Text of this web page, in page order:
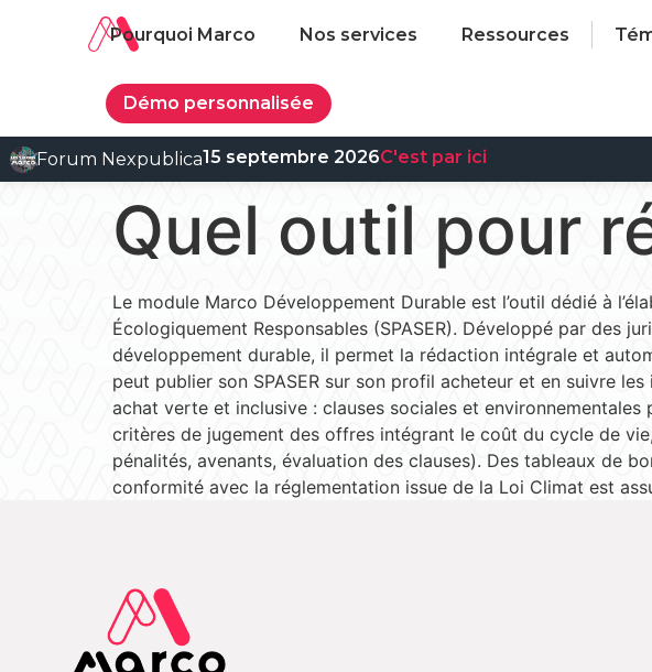
Pourquoi Marco Nos services Ressources
Démo personnalisée
Forum Nexpublica15 septembre 2026C'est par ici
Quel outil pour
Le module Marco Développement Durable est l’outil dédié à
Écologiquement Responsables (SPASER). Développé par des
développement durable, il permet la rédaction intégrale et
peut publier son SPASER sur son profil acheteur et en suivre
achat verte et inclusive : clauses sociales et
critères de jugement des offres intégrant le coût du cycle de
pénalités, avenants, évaluation des clauses). Des tableaux de
conformité avec la réglementation issue de la Loi Climat est